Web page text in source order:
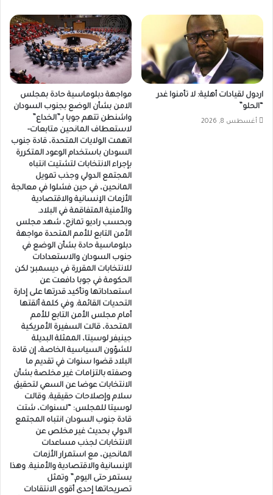
اردول لقيادات أهلية: لا تأمنوا غدر
“الحلو”
أغسطس 8, 2026
مواجهة دبلوماسية حادة بمجلس
الامن بشأن الوضع بجنوب السودان
واشنطن تتهم جوبا بـ”الخداع”
لاستعطاف المانحين متابعات-
اتهمت الولايات المتحدة، قادة جنوب
السودان باستخدام الوعود المتكررة
بإجراء الانتخابات لتشتيت انتباه
المجتمع الدولي وجذب تمويل
المانحين، في حين فشلوا في معالجة
الأزمات الإنسانية والاقتصادية
والأمنية المتفاقمة في البلاد.
وبحسب راديو تمازج، شهد مجلس
الأمن التابع للأمم المتحدة مواجهة
دبلوماسية حادة بشأن الوضع في
جنوب السودان والاستعدادات
للانتخابات المقررة في ديسمبر؛ لكن
الحكومة في جوبا دافعت عن
استعداداتها وتأكيد قدرتها على إدارة
التحديات القائمة. وفي كلمة ألقتها
أمام مجلس الأمن التابع للأمم
المتحدة، قالت السفيرة الأمريكية
جينيفر لوسيتا، الممثلة البديلة
للشؤون السياسية الخاصة، إن قادة
البلاد قضوا سنوات في تقديم ما
وصفته بالتزامات غير مخلصة بشأن
الانتخابات عوضا عن السعي لتحقيق
سلام وإصلاحات حقيقية. وقالت
لوسيتا للمجلس: “لسنوات، شتت
قادة جنوب السودان انتباه المجتمع
الدولي بحديث غير مخلص عن
الانتخابات لجذب مساعدات
المانحين، مع استمرار الأزمات
الإنسانية والاقتصادية والأمنية. وهذا
يستمر حتى اليوم.” وتمثل
تصريحاتها إحدى أقوى الانتقادات